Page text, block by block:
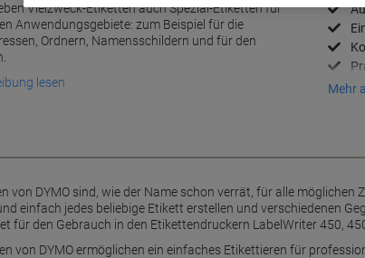
Vielzweck-Etiketten auch Spezial-Etiketten für
Anwendungsgebiete: zum Beispiel für die
Ordnern, Namensschildern und für den
lesen
Mehr
von DYMO sind, wie der Name schon verrät, für alle
einfach jedes beliebige Etikett erstellen und verschiedenen
für den Gebrauch in den Etikettendruckern LabelWriter 450,
von DYMO ermöglichen ein einfaches Etikettieren für